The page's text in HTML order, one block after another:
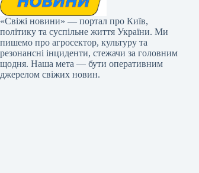
«Свіжі новини» — портал про Київ,
політику та суспільне життя України. Ми
пишемо про агросектор, культуру та
резонансні інциденти, стежачи за головним
щодня. Наша мета — бути оперативним
джерелом свіжих новин.